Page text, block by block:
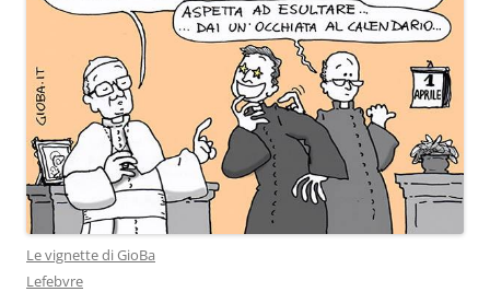
Le vignette di GioBa
Lefebvre